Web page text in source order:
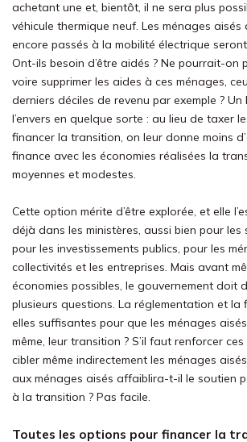
achetant une et, bientôt, il ne sera plus
véhicule thermique neuf. Les ménages aisés
encore passés à la mobilité électrique
Ont-ils besoin d’être aidés ? Ne pourrait-on
voire supprimer les aides à ces ménages,
derniers déciles de revenu par exemple ? Un
l’envers en quelque sorte : au lieu de taxer
financer la transition, on leur donne moins
finance avec les économies réalisées la
moyennes et modestes.
Cette option mérite d’être explorée, et elle
déjà dans les ministères, aussi bien pour les
pour les investissements publics, pour les
collectivités et les entreprises. Mais avant
économies possibles, le gouvernement doit
plusieurs questions. La réglementation et la
elles suffisantes pour que les ménages
même, leur transition ? S’il faut renforcer
cibler même indirectement les ménages
aux ménages aisés affaiblira-t-il le soutien
à la transition ? Pas facile.
Toutes les options pour financer la